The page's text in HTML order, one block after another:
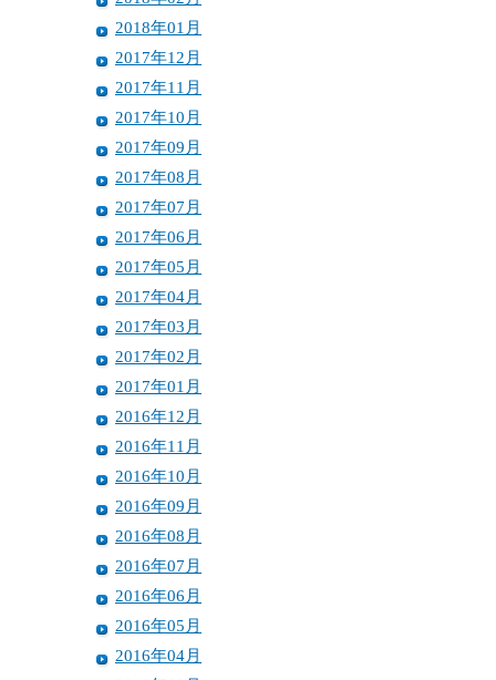
2018年01月
2017年12月
2017年11月
2017年10月
2017年09月
2017年08月
2017年07月
2017年06月
2017年05月
2017年04月
2017年03月
2017年02月
2017年01月
2016年12月
2016年11月
2016年10月
2016年09月
2016年08月
2016年07月
2016年06月
2016年05月
2016年04月